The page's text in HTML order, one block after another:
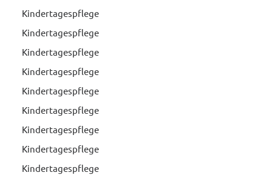
Kindertagespflege
Kindertagespflege
Kindertagespflege
Kindertagespflege
Kindertagespflege
Kindertagespflege
Kindertagespflege
Kindertagespflege
Kindertagespflege